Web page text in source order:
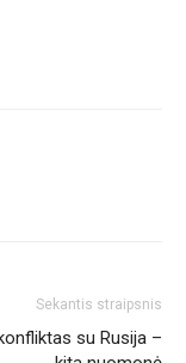
Sekantis straipsnis
su Rusija –